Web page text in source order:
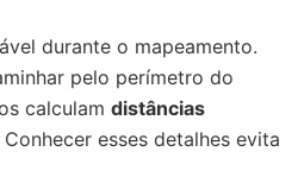
durante o mapeamento.
pelo perímetro do
calculam distâncias
Conhecer esses detalhes evita